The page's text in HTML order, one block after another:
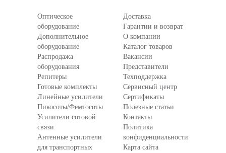
Оптическое
оборудование
Дополнительное
оборудование
Распродажа
оборудования
Репитеры
Готовые комплекты
Линейные усилители
Пикосоты/Фемтосоты
Усилители сотовой
связи
Антенные усилители
для транспортных
Доставка
Гарантии и возврат
О компании
Каталог товаров
Вакансии
Представители
Техподдержка
Сервисный центр
Сертификаты
Полезные статьи
Контакты
Политика
конфиденциальности
Карта сайта